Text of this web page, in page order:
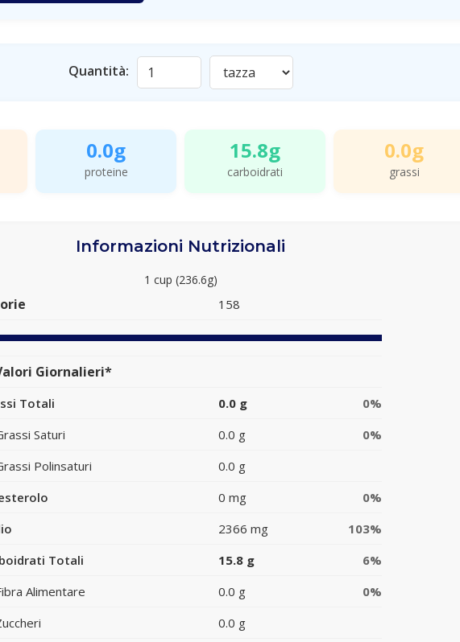
Quantità:
0.0g
proteine
15.8g
carboidrati
0.0g
grassi
Informazioni Nutrizionali
1 cup (236.6g)
158
Giornalieri*
Totali 0.0 g
0%
Saturi
0.0 g
0%
Polinsaturi
0.0 g
0 mg
0%
2366 mg
103%
Totali
15.8 g
6%
Alimentare
0.0 g
0%
0.0 g